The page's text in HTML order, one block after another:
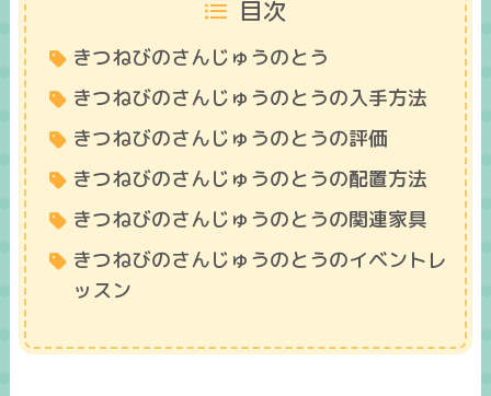
目次
きつねびのさんじゅうのとう
きつねびのさんじゅうのとうの入手方法
きつねびのさんじゅうのとうの評価
きつねびのさんじゅうのとうの配置方法
きつねびのさんじゅうのとうの関連家具
きつねびのさんじゅうのとうのイベントレ
ッスン